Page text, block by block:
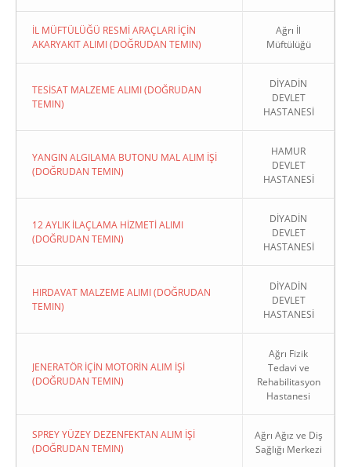
İL MÜFTÜLÜĞÜ RESMİ ARAÇLARI İÇİN
AKARYAKIT ALIMI (DOĞRUDAN TEMIN)
Ağrı İl
Müftülüğü
TESİSAT MALZEME ALIMI (DOĞRUDAN
TEMIN)
DİYADİN
DEVLET
HASTANESİ
YANGIN ALGILAMA BUTONU MAL ALIM İŞİ
(DOĞRUDAN TEMIN)
HAMUR
DEVLET
HASTANESİ
12 AYLIK İLAÇLAMA HİZMETİ ALIMI
(DOĞRUDAN TEMIN)
DİYADİN
DEVLET
HASTANESİ
HIRDAVAT MALZEME ALIMI (DOĞRUDAN
TEMIN)
DİYADİN
DEVLET
HASTANESİ
JENERATÖR İÇİN MOTORİN ALIM İŞİ
(DOĞRUDAN TEMIN)
Ağrı Fizik
Tedavi ve
Rehabilitasyon
Hastanesi
SPREY YÜZEY DEZENFEKTAN ALIM İŞİ
(DOĞRUDAN TEMIN)
Ağrı Ağız ve Diş
Sağlığı Merkezi